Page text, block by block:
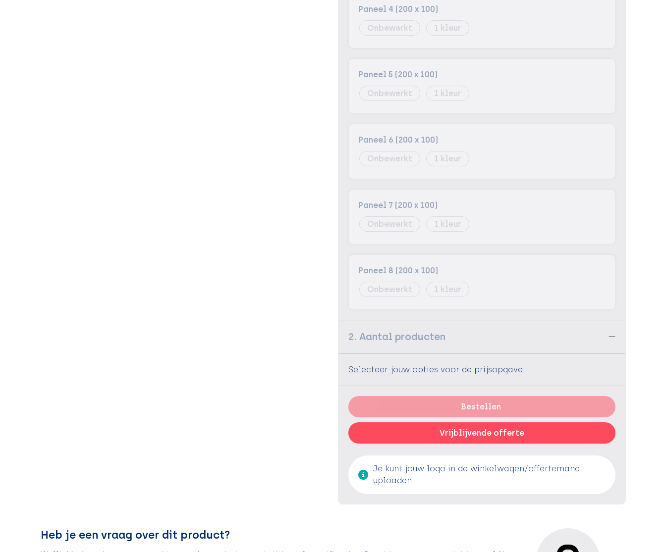
Paneel 4 (200 x 100)
Onbewerkt
1
Paneel 5 (200 x 100)
Onbewerkt
1
Paneel 6 (200 x 100)
Onbewerkt
1
Paneel 7 (200 x 100)
Onbewerkt
1
Paneel 8 (200 x 100)
Onbewerkt
1
2. Aantal producten
Selecteer jouw opties voor de prijsopgave.
Bestellen
Vrijblijvende offerte
Je kunt jouw logo in de winkelwagen/offertemand
uploaden
Heb je een vraag over dit product?